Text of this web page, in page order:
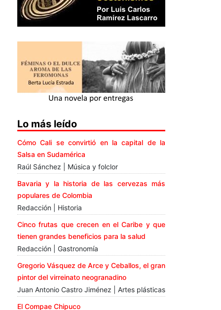
Lo más leído
Cómo Cali se convirtió en la capital de la
Salsa en Sudamérica
Raúl Sánchez | Música y folclor
Bavaria y la historia de las cervezas más
populares de Colombia
Redacción | Historia
Cinco frutas que crecen en el Caribe y que
tienen grandes beneficios para la salud
Redacción | Gastronomía
Gregorio Vásquez de Arce y Ceballos, el gran
pintor del virreinato neogranadino
Juan Antonio Castro Jiménez | Artes plásticas
El Compae Chipuco